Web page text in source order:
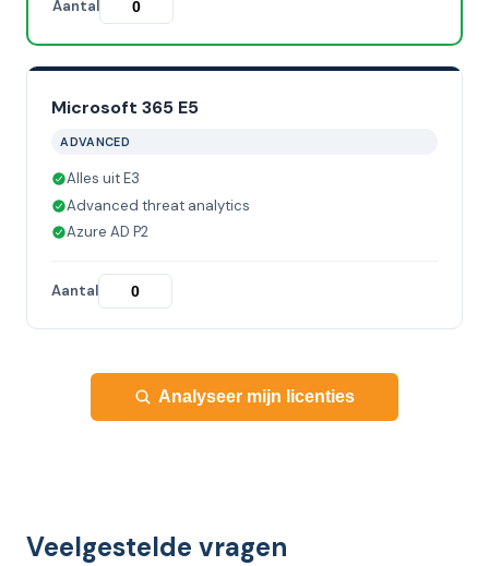
Aantal
Microsoft 365 E5
ADVANCED
Alles uit E3
Advanced threat analytics
Azure AD P2
Aantal
Analyseer mijn licenties
Veelgestelde vragen